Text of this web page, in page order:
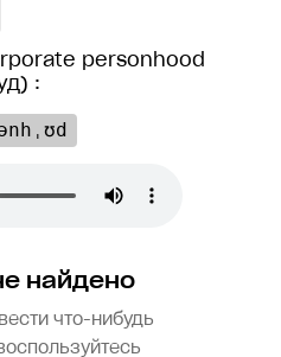
personhood
:
найдено
что-нибудь